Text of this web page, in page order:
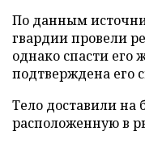
По данным
гвардии провели
однако спасти его
подтверждена его
Тело доставили на
расположенную в